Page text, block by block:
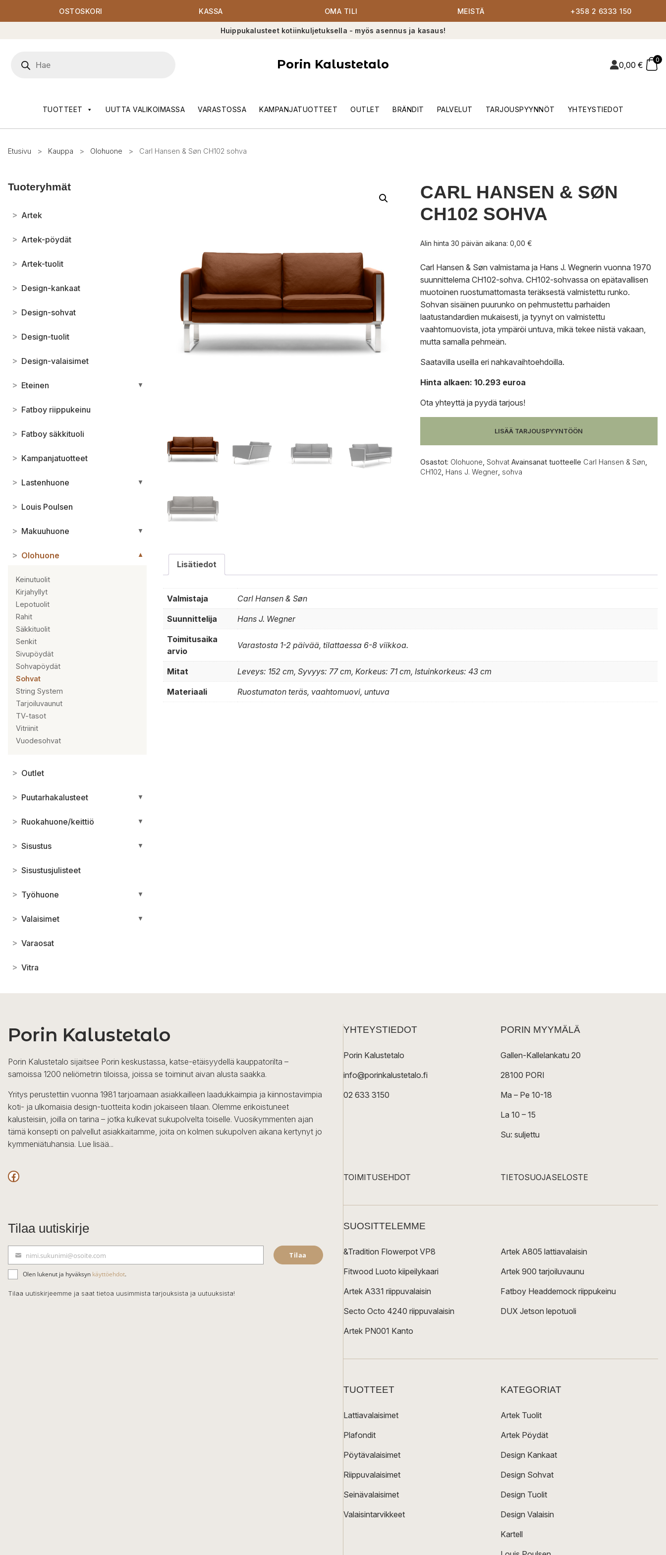
OSTOSKORI KASSA OMA TILI MEISTÄ +358 2 6333 150
Huippukalusteet kotiinkuljetuksella - myös asennus ja kasaus!
search
Porin Kalustetalo 0,00 €
0
TUOTTEET UUTTA VALIKOIMASSA VARASTOSSA KAMPANJATUOTTEET OUTLET BRÄNDIT PALVELUT TARJOUSPYYNNÖT YHTEYSTIEDOT
Etusivu > Kauppa > Olohuone > Carl Hansen & Søn CH102 sohva
Tuoteryhmät
> Artek
> Artek-pöydät
> Artek-tuolit
> Design-kankaat
> Design-sohvat
> Design-tuolit
> Design-valaisimet
> Eteinen ▼
> Fatboy riippukeinu
> Fatboy säkkituoli
> Kampanjatuotteet
> Lastenhuone ▼
> Louis Poulsen
> Makuuhuone ▼
> Olohuone ▼
Keinutuolit
Kirjahyllyt
Lepotuolit
Rahit
Säkkituolit
Senkit
Sivupöydät
Sohvapöydät
Sohvat
String System
Tarjoiluvaunut
TV-tasot
Vitriinit
Vuodesohvat
> Outlet
> Puutarhakalusteet ▼
> Ruokahuone/keittiö ▼
> Sisustus ▼
> Sisustusjulisteet
> Työhuone ▼
> Valaisimet ▼
> Varaosat
> Vitra
CARL HANSEN & SØN
CH102 SOHVA
Alin hinta 30 päivän aikana: 0,00 €
Carl Hansen & Søn valmistama ja Hans J. Wegnerin vuonna 1970
suunnittelema CH102-sohva. CH102-sohvassa on epätavallisen
muotoinen ruostumattomasta teräksestä valmistettu runko.
Sohvan sisäinen puurunko on pehmustettu parhaiden
laatustandardien mukaisesti, ja tyynyt on valmistettu
vaahtomuovista, jota ympäröi untuva, mikä tekee niistä vakaan,
mutta samalla pehmeän.
Saatavilla useilla eri nahkavaihtoehdoilla.
Hinta alkaen: 10.293 euroa
Ota yhteyttä ja pyydä tarjous!
LISÄÄ TARJOUSPYYNTÖÖN
Osastot: Olohuone Sohvat Avainsanat tuotteelle Carl Hansen & Søn
CH102 Hans J. Wegner, sohva
Lisätiedot
Valmistaja Carl Hansen & Søn
Suunnittelija Hans J. Wegner
Toimitusaika
arvio
Varastosta 1-2 päivää, tilattaessa 6-8 viikkoa.
Mitat Leveys: 152 cm, Syvyys: 77 cm, Korkeus: 71 cm, Istuinkorkeus: 43 cm
Materiaali Ruostumaton teräs, vaahtomuovi, untuva
Porin Kalustetalo
Porin Kalustetalo sijaitsee Porin keskustassa, katse-etäisyydellä kauppatorilta –
samoissa 1200 neliömetrin tiloissa, joissa se toiminut aivan alusta saakka.
Yritys perustettiin vuonna 1981 tarjoamaan asiakkailleen laadukkaimpia ja kiinnostavimpia
koti- ja ulkomaisia design-tuotteita kodin jokaiseen tilaan. Olemme erikoistuneet
kalusteisiin, joilla on tarina – jotka kulkevat sukupolvelta toiselle. Vuosikymmenten ajan
tämä konsepti on palvellut asiakkaitamme, joita on kolmen sukupolven aikana kertynyt jo
kymmeniätuhansia. Lue lisää...
Facebook
Tilaa uutiskirje
ä
h
k
nimi.sukunimi@osoite.com Tilaa
Olen lukenut ja hyväksyn käyttöehdot.
Tilaa uutiskirjeemme ja saat tietoa uusimmista tarjouksista ja uutuuksista!
YHTEYSTIEDOT
Porin Kalustetalo
info@porinkalustetalo.fi
02 633 3150
PORIN MYYMÄLÄ
Gallen-Kallelankatu 20
28100 PORI
Ma – Pe 10-18
La 10 – 15
Su: suljettu
TOIMITUSEHDOT TIETOSUOJASELOSTE
SUOSITTELEMME
&Tradition Flowerpot VP8
Fitwood Luoto kiipeilykaari
Artek A331 riippuvalaisin
Secto Octo 4240 riippuvalaisin
Artek PN001 Kanto
Artek A805 lattiavalaisin
Artek 900 tarjoiluvaunu
Fatboy Headdemock riippukeinu
DUX Jetson lepotuoli
TUOTTEET
Lattiavalaisimet
Plafondit
Pöytävalaisimet
Riippuvalaisimet
Seinävalaisimet
Valaisintarvikkeet
KATEGORIAT
Artek Tuolit
Artek Pöydät
Design Kankaat
Design Sohvat
Design Tuolit
Design Valaisin
Kartell